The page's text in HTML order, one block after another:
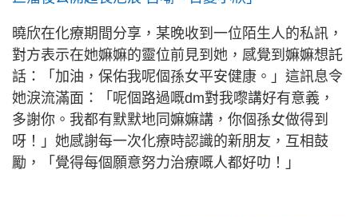
曉欣在化療期間分享，某晚收到一位陌生人的私訊，
對方表示在她嫲嫲的靈位前見到她，感覺到嫲嫲想託
話：「加油，保佑我呢個孫女平安健康。」這訊息令
她淚流滿面：「呢個路過嘅dm對我嚟講好有意義，
多謝你。我都有默默地同嫲嫲講，你個孫女做得到
呀！」她感謝每一次化療時認識的新朋友，互相鼓
勵，「覺得每個願意努力治療嘅人都好叻！」